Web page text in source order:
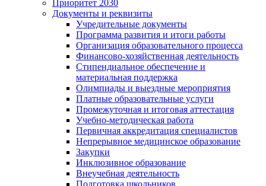
Приоритет 2030
Документы и реквизиты
Учредительные документы
Программа развития и итоги работы
Организация образовательного процесса
Финансово-хозяйственная деятельность
Стипендиальное обеспечение и
материальная поддержка
Олимпиады и выездные мероприятия
Платные образовательные услуги
Промежуточная и итоговая аттестация
Учебно-методическая работа
Первичная аккредитация специалистов
Непрерывное медицинское образование
Закупки
Инклюзивное образование
Внеучебная деятельность
Подготовка школьников